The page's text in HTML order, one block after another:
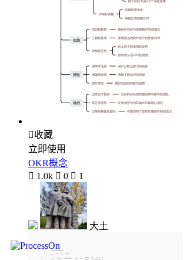
收藏
立即使用
OKR概念
 1.0k  0  1
大土